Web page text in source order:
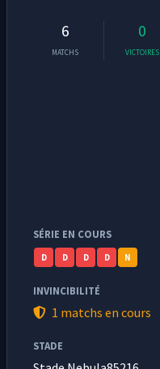
6
MATCHS
0
VICTOIRES
SÉRIE EN COURS
D D D D N
INVINCIBILITÉ
1 matchs en cours
STADE